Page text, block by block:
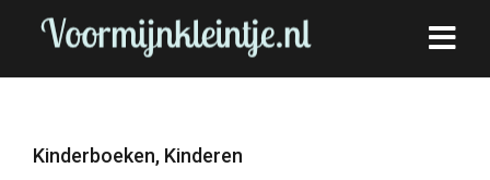
Kinderboeken, Kinderen